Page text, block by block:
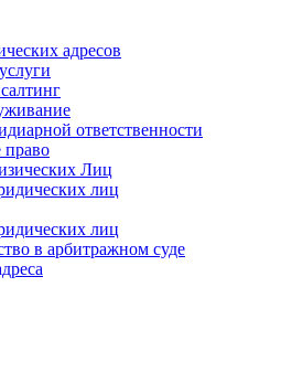
адресов
ответственности
право
Лиц
лиц
лиц
в арбитражном суде